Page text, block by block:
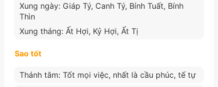
Xung ngày: Giáp Tý, Canh Tý, Bính Tuất, Bính
Thìn
Xung tháng: Ất Hợi, Kỷ Hợi, Ất Tị
Sao tốt
Thánh tâm: Tốt mọi việc, nhất là cầu phúc, tế tự